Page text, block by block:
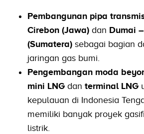
Pembangunan pipa
Cirebon (Jawa) dan Dumai
(Sumatera) sebagai bagian
jaringan gas bumi.
Pengembangan moda
mini LNG dan terminal LNG
kepulauan di Indonesia
memiliki banyak proyek
listrik.